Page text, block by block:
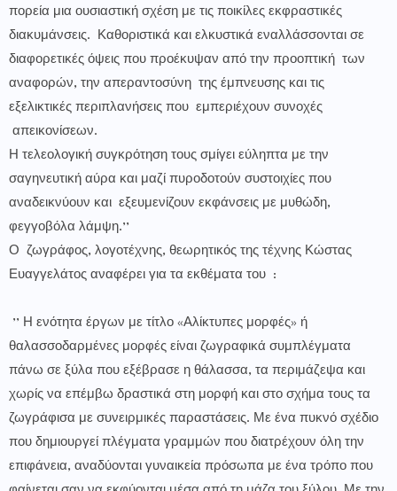
πορεία μια ουσιαστική σχέση με τις ποικίλες εκφραστικές
διακυμάνσεις. Καθοριστικά και ελκυστικά εναλλάσσονται σε
διαφορετικές όψεις που προέκυψαν από την προοπτική των
αναφορών, την απεραντοσύνη της έμπνευσης και τις
εξελικτικές περιπλανήσεις που εμπεριέχουν συνοχές
απεικονίσεων.
Η τελεολογική συγκρότηση τους σμίγει εύληπτα με την
σαγηνευτική αύρα και μαζί πυροδοτούν συστοιχίες που
αναδεικνύουν και εξευμενίζουν εκφάνσεις με μυθώδη,
φεγγοβόλα λάμψη.’’
Ο ζωγράφος, λογοτέχνης, θεωρητικός της τέχνης Κώστας
Ευαγγελάτος αναφέρει για τα εκθέματα του :
’’ Η ενότητα έργων με τίτλο «Αλίκτυπες μορφές» ή
θαλασσοδαρμένες μορφές είναι ζωγραφικά συμπλέγματα
πάνω σε ξύλα που εξέβρασε η θάλασσα, τα περιμάζεψα και
χωρίς να επέμβω δραστικά στη μορφή και στο σχήμα τους τα
ζωγράφισα με συνειρμικές παραστάσεις. Με ένα πυκνό σχέδιο
που δημιουργεί πλέγματα γραμμών που διατρέχουν όλη την
επιφάνεια, αναδύονται γυναικεία πρόσωπα με ένα τρόπο που